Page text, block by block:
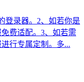
登录器。2、如若你是
费适配。3、如若需
行专属定制。多...